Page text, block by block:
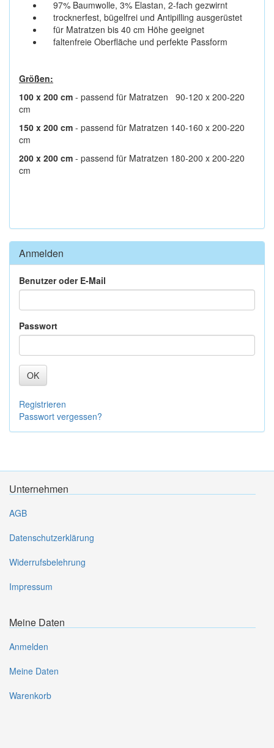
97% Baumwolle, 3% Elastan, 2-fach gezwirnt
trocknerfest, bügelfrei und Antipilling ausgerüstet
für Matratzen bis 40 cm Höhe geeignet
faltenfreie Oberfläche und perfekte Passform
Größen:
100 x 200 cm - passend für Matratzen 90-120 x 200-220
cm
150 x 200 cm - passend für Matratzen 140-160 x 200-220
cm
200 x 200 cm - passend für Matratzen 180-200 x 200-220
cm
Anmelden
Benutzer oder E-Mail
Passwort
OK
Registrieren
Passwort vergessen?
Unternehmen
AGB
Datenschutzerklärung
Widerrufsbelehrung
Impressum
Meine Daten
Anmelden
Meine Daten
Warenkorb